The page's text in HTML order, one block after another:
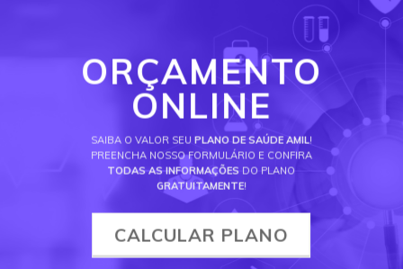
ORÇAMENTO
ONLINE
SAIBA O VALOR SEU PLANO DE SAÚDE AMIL!
PREENCHA NOSSO FORMULÁRIO E CONFIRA
TODAS AS INFORMAÇÕES DO PLANO
GRATUITAMENTE!
CALCULAR PLANO